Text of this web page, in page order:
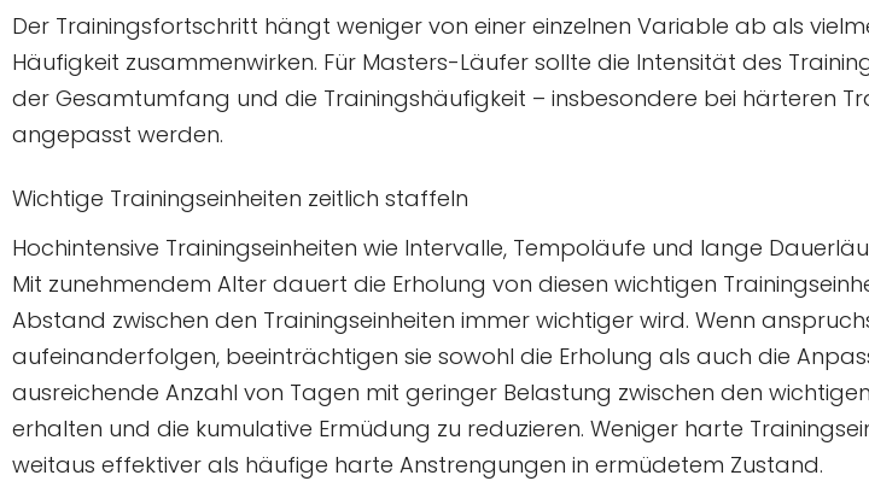
Der Trainingsfortschritt hängt weniger von einer einzelnen Variable ab als
Häufigkeit zusammenwirken. Für Masters-Läufer sollte die Intensität des
der Gesamtumfang und die Trainingshäufigkeit – insbesondere bei härteren
angepasst werden.
Wichtige Trainingseinheiten zeitlich staffeln
Hochintensive Trainingseinheiten wie Intervalle, Tempoläufe und lange
Mit zunehmendem Alter dauert die Erholung von diesen wichtigen
Abstand zwischen den Trainingseinheiten immer wichtiger wird. Wenn
aufeinanderfolgen, beeinträchtigen sie sowohl die Erholung als auch die
ausreichende Anzahl von Tagen mit geringer Belastung zwischen den
erhalten und die kumulative Ermüdung zu reduzieren. Weniger harte
weitaus effektiver als häufige harte Anstrengungen in ermüdetem Zustand.